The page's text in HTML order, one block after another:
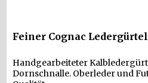
Feiner Cognac
Handgearbeiteter
Dornschnalle. Oberleder und